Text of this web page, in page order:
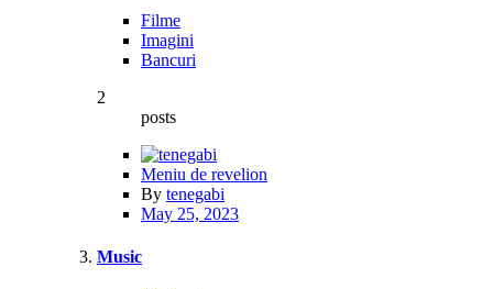
Filme
Imagini
Bancuri
2
posts
Meniu de revelion
By tenegabi
May 25, 2023
Music